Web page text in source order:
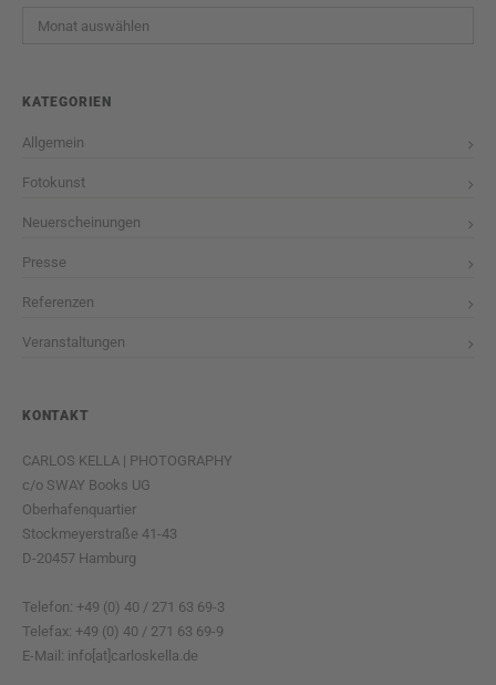
Archiv
KATEGORIEN
Allgemein
Fotokunst
Neuerscheinungen
Presse
Referenzen
Veranstaltungen
KONTAKT
CARLOS KELLA | PHOTOGRAPHY
c/o SWAY Books UG
Oberhafenquartier
Stockmeyerstraße 41-43
D-20457 Hamburg
Telefon: +49 (0) 40 / 271 63 69-3
Telefax: +49 (0) 40 / 271 63 69-9
E-Mail: info[at]carloskella.de